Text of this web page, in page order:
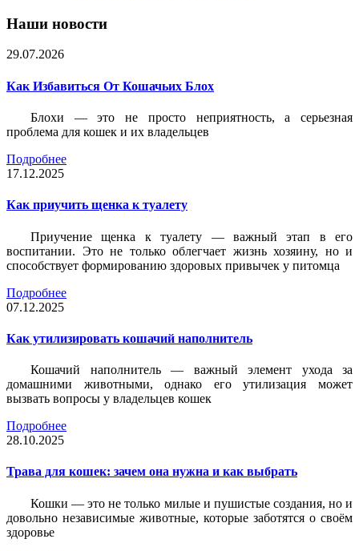
Наши новости
29.07.2026
Как Избавиться От Кошачьих Блох
Блохи — это не просто неприятность, а серьезная
проблема для кошек и их владельцев
Подробнее
17.12.2025
Как приучить щенка к туалету
Приучение щенка к туалету — важный этап в его
воспитании. Это не только облегчает жизнь хозяину, но и
способствует формированию здоровых привычек у питомца
Подробнее
07.12.2025
Как утилизировать кошачий наполнитель
Кошачий наполнитель — важный элемент ухода за
домашними животными, однако его утилизация может
вызвать вопросы у владельцев кошек
Подробнее
28.10.2025
Трава для кошек: зачем она нужна и как выбрать
Кошки — это не только милые и пушистые создания, но и
довольно независимые животные, которые заботятся о своём
здоровье